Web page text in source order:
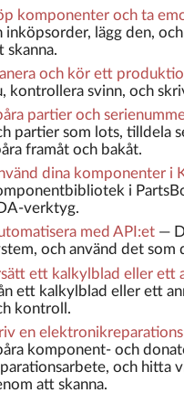
komponenter och ta
inköpsorder, lägg den,
skanna.
och kör ett
kontrollera svinn, och
partier och
partier som lots, tilldela
framåt och bakåt.
dina komponenter i
i
verktyg.
med API:et—
och använd det som
ett kalkylblad eller ett
ett kalkylblad eller ett
kontroll.
en
komponent- och
och hitta
att skanna.